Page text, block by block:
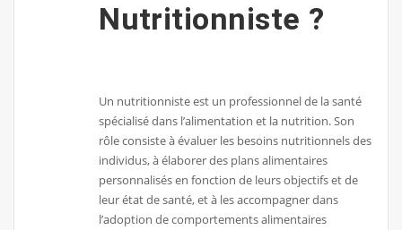
Nutritionniste ?
Un nutritionniste est un professionnel de la santé
spécialisé dans l’alimentation et la nutrition. Son
rôle consiste à évaluer les besoins nutritionnels des
individus, à élaborer des plans alimentaires
personnalisés en fonction de leurs objectifs et de
leur état de santé, et à les accompagner dans
l’adoption de comportements alimentaires